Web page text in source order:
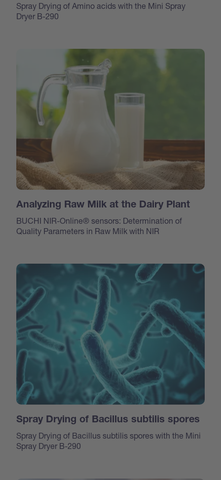
Spray Drying of Amino acids with the Mini Spray
Dryer B-290
Analyzing Raw Milk at the Dairy Plant
BUCHI NIR-Online® sensors: Determination of
Quality Parameters in Raw Milk with NIR
Spray Drying of Bacillus subtilis spores
Spray Drying of Bacillus subtilis spores with the Mini
Spray Dryer B-290